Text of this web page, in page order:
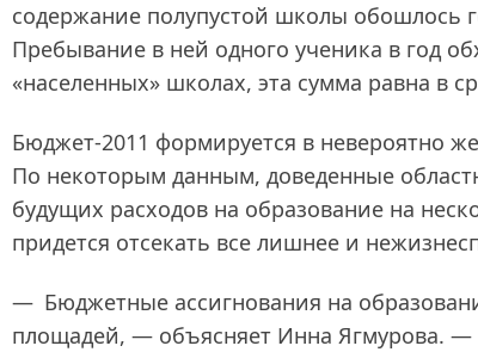
содержание полупустой школы обошлось
Пребывание в ней одного ученика в год
«населенных» школах, эта сумма равна в
Бюджет-2011 формируется в невероятно
По некоторым данным, доведенные
будущих расходов на образование на
придется отсекать все лишнее и
— Бюджетные ассигнования на
площадей, — объясняет Инна Ягмурова. —